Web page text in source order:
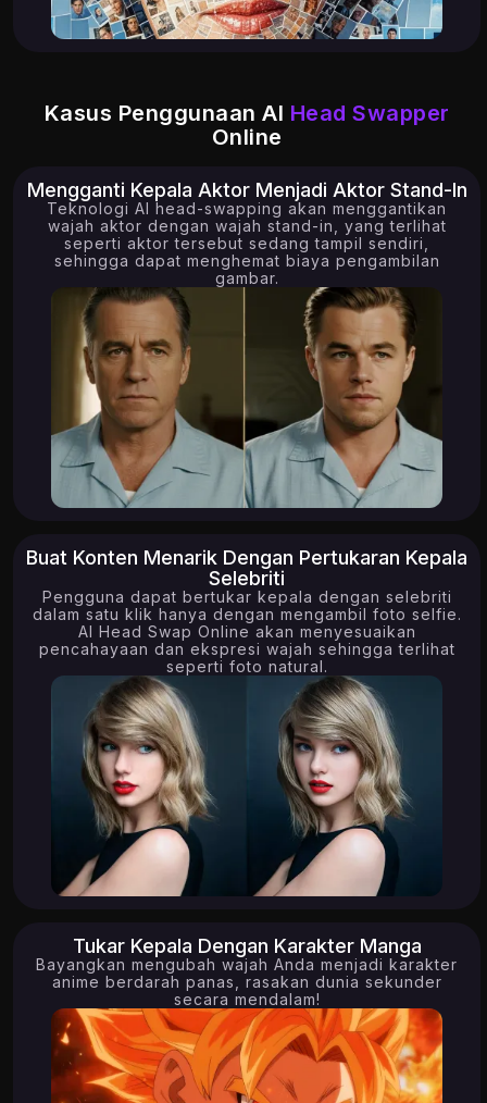
Kasus Penggunaan AI Head Swapper
Online
Mengganti Kepala Aktor Menjadi Aktor Stand-In
Teknologi AI head-swapping akan menggantikan
wajah aktor dengan wajah stand-in, yang terlihat
seperti aktor tersebut sedang tampil sendiri,
sehingga dapat menghemat biaya pengambilan
gambar.
Buat Konten Menarik Dengan Pertukaran Kepala
Selebriti
Pengguna dapat bertukar kepala dengan selebriti
dalam satu klik hanya dengan mengambil foto selfie.
AI Head Swap Online akan menyesuaikan
pencahayaan dan ekspresi wajah sehingga terlihat
seperti foto natural.
Tukar Kepala Dengan Karakter Manga
Bayangkan mengubah wajah Anda menjadi karakter
anime berdarah panas, rasakan dunia sekunder
secara mendalam!